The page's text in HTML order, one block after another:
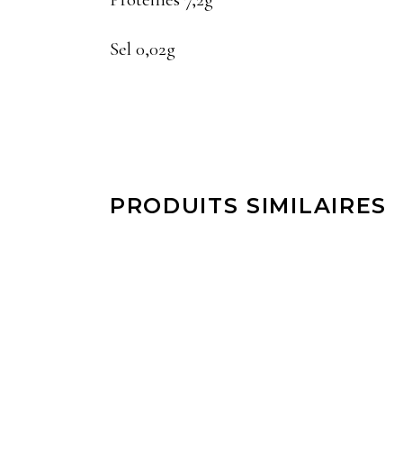
Sel 0,02g
PRODUITS SIMILAIRES